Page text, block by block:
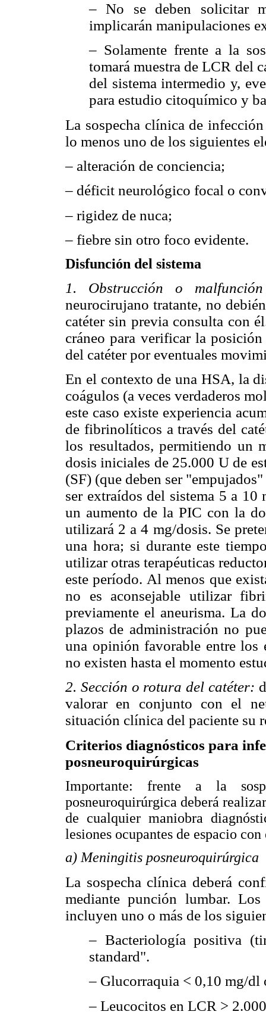
– No se deben solicitar
implicarán manipulaciones
– Solamente frente a la
tomará muestra de LCR del
del sistema intermedio y,
para estudio citoquímico y
La sospecha clínica de
lo menos uno de los siguientes
– alteración de conciencia;
– déficit neurológico focal o
– rigidez de nuca;
– fiebre sin otro foco evidente.
Disfunción del sistema
1. Obstrucción o
neurocirujano tratante, no
catéter sin previa consulta con
cráneo para verificar la
del catéter por eventuales
En el contexto de una HSA, la
coágulos (a veces verdaderos
este caso existe experiencia
de fibrinolíticos a través del
los resultados, permitiendo un
dosis iniciales de 25.000 U de
(SF) (que deben ser
ser extraídos del sistema 5 a
un aumento de la PIC con la
utilizará 2 a 4 mg/dosis. Se
una hora; si durante este
utilizar otras terapéuticas
este período. Al menos que
no es aconsejable utilizar
previamente el aneurisma. La
plazos de administración no
una opinión favorable entre los
no existen hasta el momento
2. Sección o rotura del catéter:
valorar en conjunto con el
situación clínica del paciente su
Criterios diagnósticos para
posneuroquirúrgicas
Importante: frente a la
posneuroquirúrgica deberá
de cualquier maniobra
lesiones ocupantes de espacio
a) Meningitis posneuroquirúrgica
La sospecha clínica deberá
mediante punción lumbar.
incluyen uno o más de los
– Bacteriología positiva
standard".
– Glucorraquia < 0,10 mg/dl
– Leucocitos en LCR >